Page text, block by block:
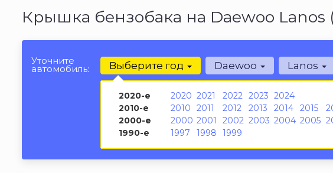
Крышка бензобака на Daewoo Lanos
Уточните
автомобиль: Выберите год
2020-е 2020 2021 2022 2023 2024
2010-е
2010 2011 2012 2013 2014 2015
2000-е
2000 2001 2002 2003 2004 2005
1990-е
1997 1998 1999
Daewoo Lanos